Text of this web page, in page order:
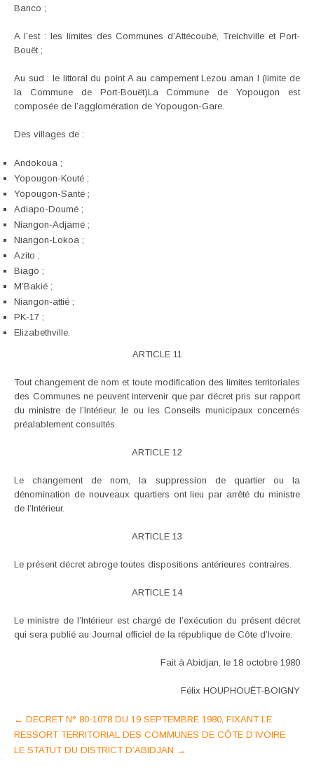
Banco ;
A l’est : les limites des Communes d’Attécoubé, Treichville et Port-
Bouët ;
Au sud : le littoral du point A au campement Lezou aman I (limite de
la Commune de Port-Bouët)La Commune de Yopougon est
composée de l’agglomération de Yopougon-Gare.
Des villages de :
Andokoua ;
Yopougon-Kouté ;
Yopougon-Santé ;
Adiapo-Doumé ;
Niangon-Adjamé ;
Niangon-Lokoa ;
Azito ;
Biago ;
M’Bakié ;
Niangon-attié ;
PK-17 ;
Elizabethville.
ARTICLE 11
Tout changement de nom et toute modification des limites territoriales
des Communes ne peuvent intervenir que par décret pris sur rapport
du ministre de l’Intérieur, le ou les Conseils municipaux concernés
préalablement consultés.
ARTICLE 12
Le changement de nom, la suppression de quartier ou la
dénomination de nouveaux quartiers ont lieu par arrêté du ministre
de l’Intérieur.
ARTICLE 13
Le présent décret abroge toutes dispositions antérieures contraires.
ARTICLE 14
Le ministre de l’Intérieur est chargé de l’exécution du présent décret
qui sera publié au Journal officiel de la république de Côte d’Ivoire.
Fait à Abidjan, le 18 octobre 1980
Félix HOUPHOUËT-BOIGNY
Post
navigation
← DECRET N° 80-1078 DU 19 SEPTEMBRE 1980, FIXANT LE
RESSORT TERRITORIAL DES COMMUNES DE CÔTE D’IVOIRE
LE STATUT DU DISTRICT D’ABIDJAN →